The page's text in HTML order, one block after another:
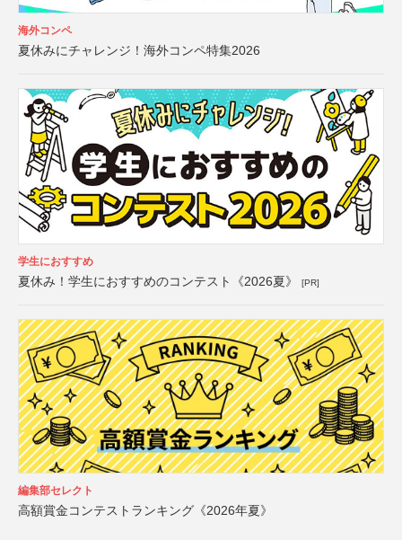
海外コンペ
夏休みにチャレンジ！海外コンペ特集2026
学生におすすめ
夏休み！学生におすすめのコンテスト《2026夏》 [PR]
編集部セレクト
高額賞金コンテストランキング《2026年夏》